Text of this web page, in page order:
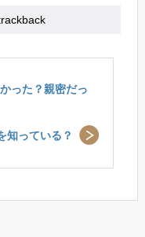
った？親密だっ
知っている？